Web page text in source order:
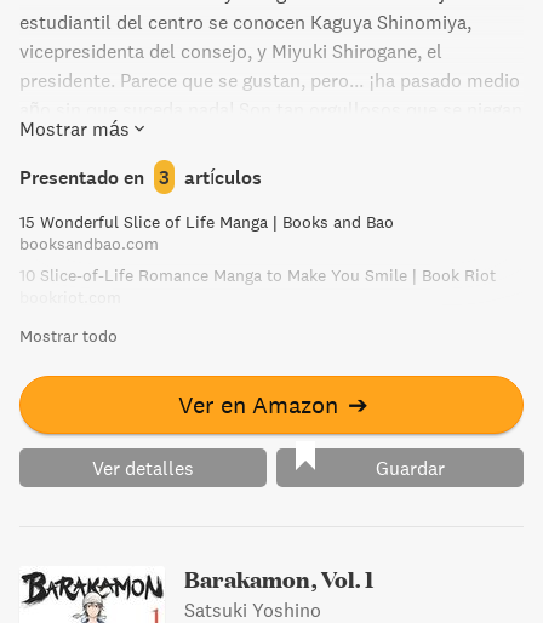
estudiantil del centro se conocen Kaguya Shinomiya,
vicepresidenta del consejo, y Miyuki Shirogane, el
presidente. Parece que se gustan, pero... ¡ha pasado medio
a confesar sus sentimientos, así que esperan que sea el
otro el que dé el paso, y para ello planean las más
complejas estrategias. ¡¡Disfruten hasta que se confiesen
su amor!! ¡¡Empieza una divertida guerra psicológica!!
Mostrar más
Presentado en 3 artículos
15 Wonderful Slice of Life Manga | Books and Bao
booksandbao.com
10 Slice-of-Life Romance Manga to Make You Smile | Book Riot
Mostrar todo
Ver en Amazon ➔
Ver detalles Guardar
Barakamon, Vol. 1
Satsuki Yoshino